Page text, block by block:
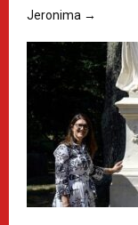
Jeronima →